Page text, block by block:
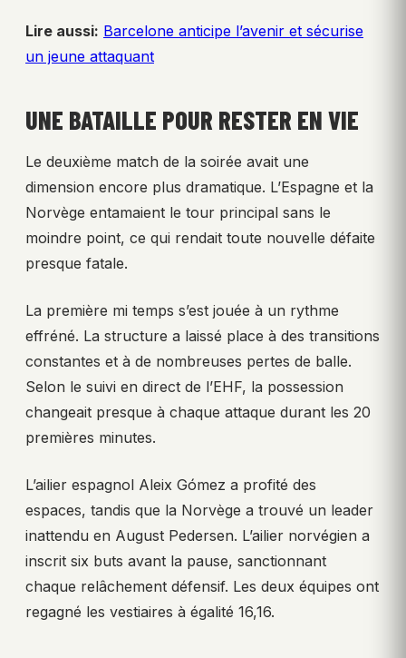
Lire aussi: Barcelone anticipe l’avenir et sécurise
un jeune attaquant
UNE BATAILLE POUR RESTER EN VIE
Le deuxième match de la soirée avait une
dimension encore plus dramatique. L’Espagne et la
Norvège entamaient le tour principal sans le
moindre point, ce qui rendait toute nouvelle défaite
presque fatale.
La première mi temps s’est jouée à un rythme
effréné. La structure a laissé place à des transitions
constantes et à de nombreuses pertes de balle.
Selon le suivi en direct de l’EHF, la possession
changeait presque à chaque attaque durant les 20
premières minutes.
L’ailier espagnol Aleix Gómez a profité des
espaces, tandis que la Norvège a trouvé un leader
inattendu en August Pedersen. L’ailier norvégien a
inscrit six buts avant la pause, sanctionnant
chaque relâchement défensif. Les deux équipes ont
regagné les vestiaires à égalité 16,16.